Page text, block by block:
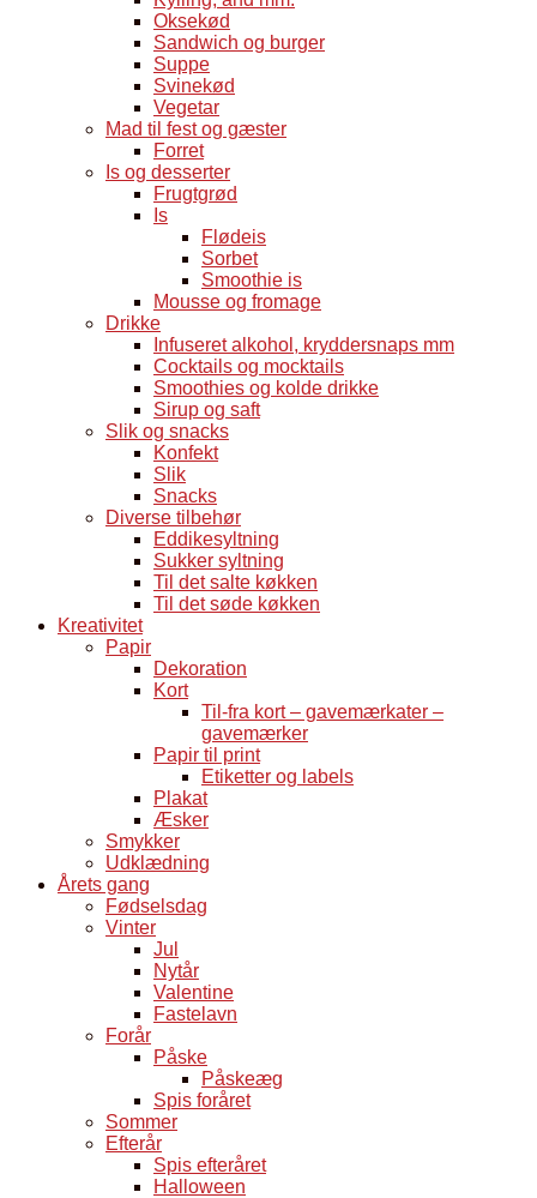
Oksekød
Sandwich og burger
Suppe
Svinekød
Vegetar
Mad til fest og gæster
Forret
Is og desserter
Frugtgrød
Is
Flødeis
Sorbet
Smoothie is
Mousse og fromage
Drikke
Infuseret alkohol, kryddersnaps mm
Cocktails og mocktails
Smoothies og kolde drikke
Sirup og saft
Slik og snacks
Konfekt
Slik
Snacks
Diverse tilbehør
Eddikesyltning
Sukker syltning
Til det salte køkken
Til det søde køkken
Kreativitet
Papir
Dekoration
Kort
Til-fra kort – gavemærkater –
gavemærker
Papir til print
Etiketter og labels
Plakat
Æsker
Smykker
Udklædning
Årets gang
Fødselsdag
Vinter
Jul
Nytår
Valentine
Fastelavn
Forår
Påske
Påskeæg
Spis foråret
Sommer
Efterår
Spis efteråret
Halloween